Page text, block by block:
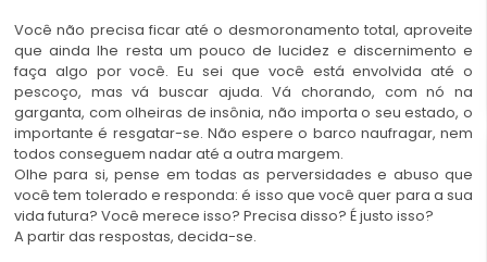
Você não precisa ficar até o desmoronamento total, aproveite
que ainda lhe resta um pouco de lucidez e discernimento e
faça algo por você. Eu sei que você está envolvida até o
pescoço, mas vá buscar ajuda. Vá chorando, com nó na
garganta, com olheiras de insônia, não importa o seu estado, o
importante é resgatar-se. Não espere o barco naufragar, nem
todos conseguem nadar até a outra margem.
Olhe para si, pense em todas as perversidades e abuso que
você tem tolerado e responda: é isso que você quer para a sua
vida futura? Você merece isso? Precisa disso? É justo isso?
A partir das respostas, decida-se.